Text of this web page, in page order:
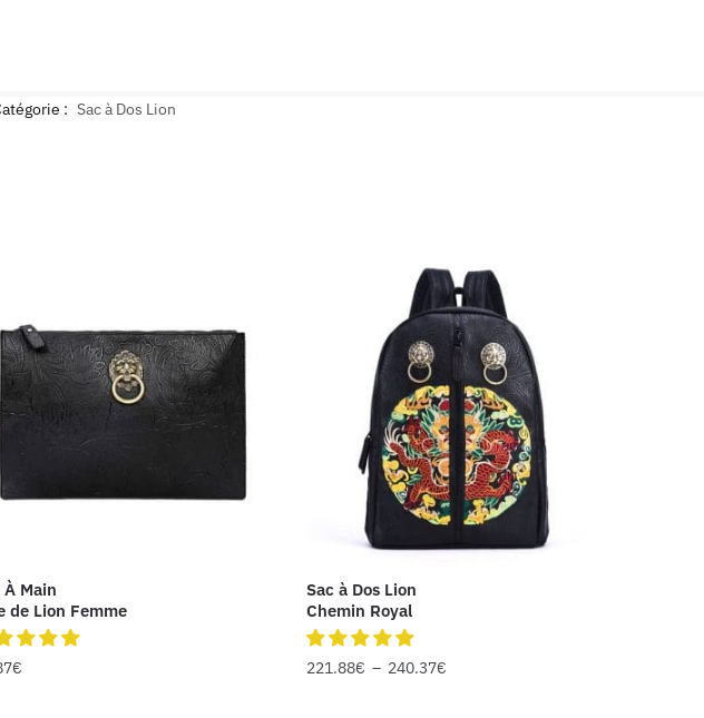
: Sac à Dos Lion
À Main
de Lion Femme
€
Sac à Dos Lion
Chemin Royal
221.88€ – 240.37€